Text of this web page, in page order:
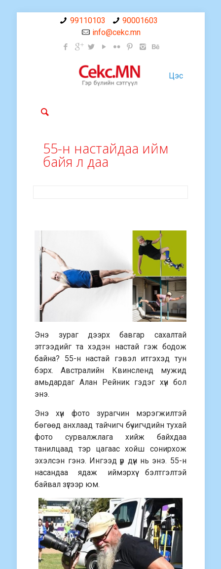
99110103
90001603
info@cekc.mn
Цэс
55-н настайдаа ийм
байя л даа
Энэ зураг дээрх бавгар сахалтай
этгээдийг та хэдэн настай гэж бодож
байна? 55-н настай гэвэл итгэхэд тун
бэрх. Австралийн Квинсленд мужид
амьдардаг Алан Рейник гэдэг хүн бол
энэ.
Энэ хүн фото зурагчин мэрэгжилтэй
бөгөөд анхлаад тайчигч бүчигчдийн тухай
фото сурвалжлага хийж байхдаа
танилцаад тэр цагаас хойш сонирхож
эхэлсэн гэнэ. Ингээд үр дүн нь энэ. 55-н
насандаа ядаж иймэрхүү бэлтгэлтэй
байвал зүгээр юм.